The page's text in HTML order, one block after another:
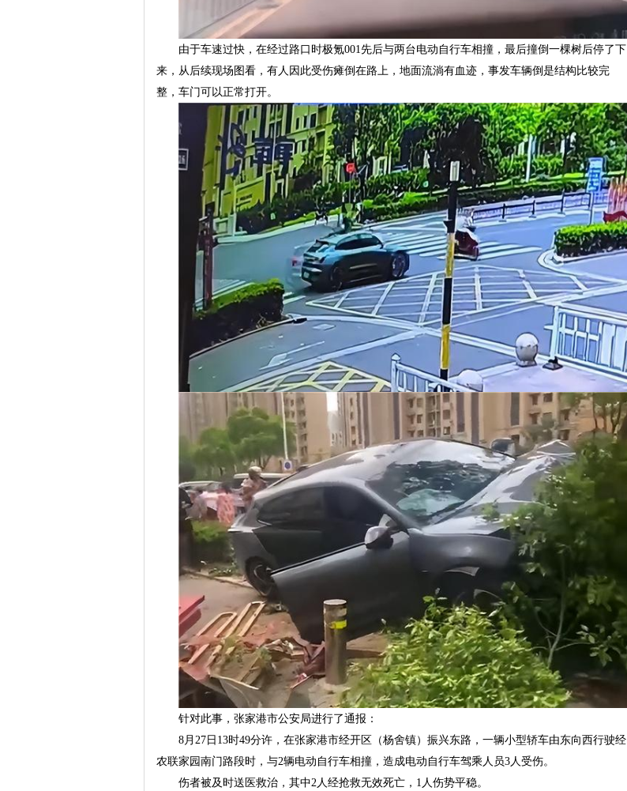
由于车速过快，在经过路口时极氪001先后与两台电动自行车相撞，最后撞倒一棵树后停了下
来，从后续现场图看，有人因此受伤瘫倒在路上，地面流淌有血迹，事发车辆倒是结构比较完
整，车门可以正常打开。
针对此事，张家港市公安局进行了通报：
8月27日13时49分许，在张家港市经开区（杨舍镇）振兴东路，一辆小型轿车由东向西行驶经
农联家园南门路段时，与2辆电动自行车相撞，造成电动自行车驾乘人员3人受伤。
伤者被及时送医救治，其中2人经抢救无效死亡，1人伤势平稳。